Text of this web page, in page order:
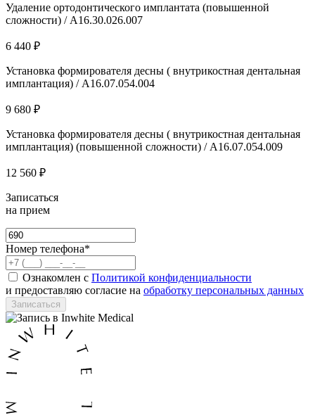
Удаление ортодонтического имплантата (повышенной
сложности) / A16.30.026.007
6 440 ₽
Установка формирователя десны ( внутрикостная дентальная
имплантация) / А16.07.054.004
9 680 ₽
Установка формирователя десны ( внутрикостная дентальная
имплантация) (повышенной сложности) / А16.07.054.009
12 560 ₽
Записаться
на прием
Номер телефона*
Ознакомлен с Политикой конфиденциальности
и предоставляю согласие на обработку персональных данных
Записаться